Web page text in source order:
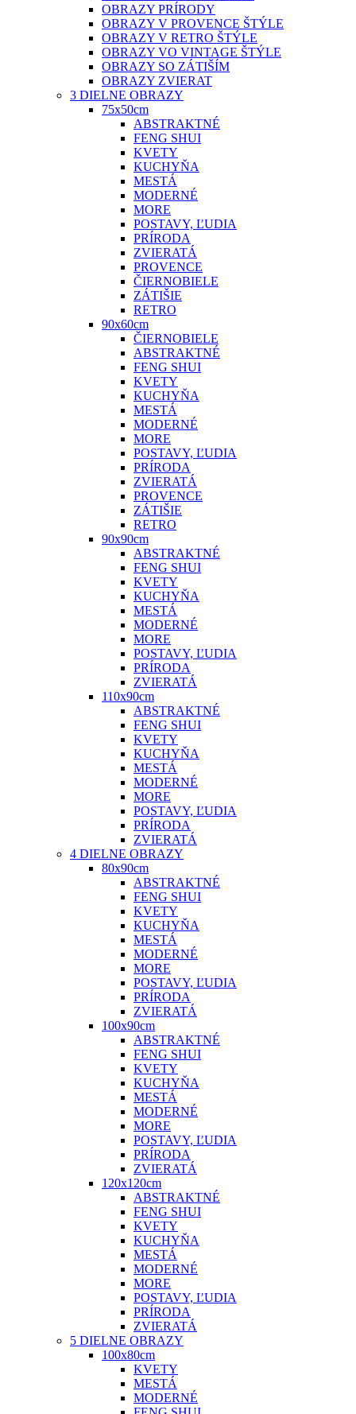
OBRAZY PRÍRODY
OBRAZY V PROVENCE ŠTÝLE
OBRAZY V RETRO ŠTÝLE
OBRAZY VO VINTAGE ŠTÝLE
OBRAZY SO ZÁTIŠÍM
OBRAZY ZVIERAT
3 DIELNE OBRAZY
75x50cm
ABSTRAKTNÉ
FENG SHUI
KVETY
KUCHYŇA
MESTÁ
MODERNÉ
MORE
POSTAVY, ĽUDIA
PRÍRODA
ZVIERATÁ
PROVENCE
ČIERNOBIELE
ZÁTIŠIE
RETRO
90x60cm
ČIERNOBIELE
ABSTRAKTNÉ
FENG SHUI
KVETY
KUCHYŇA
MESTÁ
MODERNÉ
MORE
POSTAVY, ĽUDIA
PRÍRODA
ZVIERATÁ
PROVENCE
ZÁTIŠIE
RETRO
90x90cm
ABSTRAKTNÉ
FENG SHUI
KVETY
KUCHYŇA
MESTÁ
MODERNÉ
MORE
POSTAVY, ĽUDIA
PRÍRODA
ZVIERATÁ
110x90cm
ABSTRAKTNÉ
FENG SHUI
KVETY
KUCHYŇA
MESTÁ
MODERNÉ
MORE
POSTAVY, ĽUDIA
PRÍRODA
ZVIERATÁ
4 DIELNE OBRAZY
80x90cm
ABSTRAKTNÉ
FENG SHUI
KVETY
KUCHYŇA
MESTÁ
MODERNÉ
MORE
POSTAVY, ĽUDIA
PRÍRODA
ZVIERATÁ
100x90cm
ABSTRAKTNÉ
FENG SHUI
KVETY
KUCHYŇA
MESTÁ
MODERNÉ
MORE
POSTAVY, ĽUDIA
PRÍRODA
ZVIERATÁ
120x120cm
ABSTRAKTNÉ
FENG SHUI
KVETY
KUCHYŇA
MESTÁ
MODERNÉ
MORE
POSTAVY, ĽUDIA
PRÍRODA
ZVIERATÁ
5 DIELNE OBRAZY
100x80cm
KVETY
MESTÁ
MODERNÉ